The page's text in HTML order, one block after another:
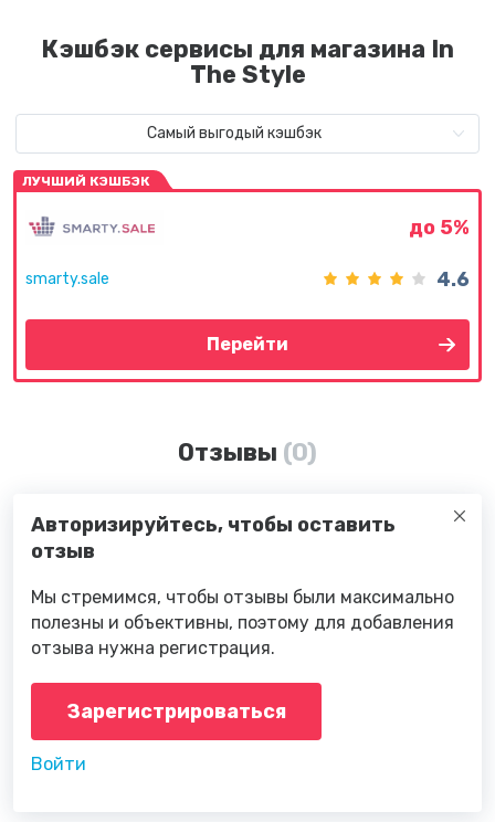
Кэшбэк сервисы для магазина In
The Style
Самый выгодый кэшбэк
ЛУЧШИЙ КЭШБЭК
smarty.sale
до 5%
4.6
Перейти
Отзывы (0)
Авторизируйтесь, чтобы оставить
отзыв
Мы стремимся, чтобы отзывы были максимально
полезны и объективны, поэтому для добавления
отзыва нужна регистрация.
Зарегистрироваться
Войти